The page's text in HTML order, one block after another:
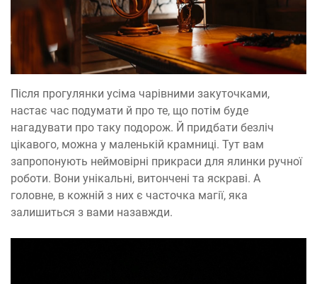
Після прогулянки усіма чарівними закуточками,
настає час подумати й про те, що потім буде
нагадувати про таку подорож. Й придбати безліч
цікавого, можна у маленькій крамниці. Тут вам
запропонують неймовірні прикраси для ялинки ручної
роботи. Вони унікальні, витончені та яскраві. А
головне, в кожній з них є часточка магії, яка
залишиться з вами назавжди.